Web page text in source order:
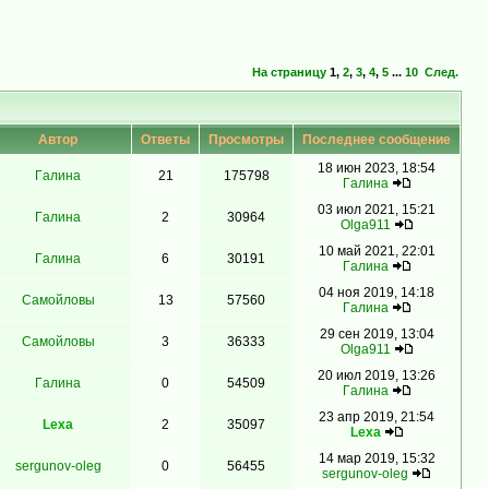
На страницу 1, 2, 3, 4, 5 ... 10 След.
Автор Ответы Просмотры Последнее сообщение
Гaлинa 21 175798
18 июн 2023, 18:54
Гaлинa
Гaлинa 2 30964
03 июл 2021, 15:21
Olga911
Гaлинa 6 30191
10 май 2021, 22:01
Гaлинa
Самойловы 13 57560
04 ноя 2019, 14:18
Гaлинa
Самойловы 3 36333
29 сен 2019, 13:04
Olga911
Гaлинa 0 54509
20 июл 2019, 13:26
Гaлинa
Lexa 2 35097
23 апр 2019, 21:54
Lexa
sergunov-oleg 0 56455
14 мар 2019, 15:32
sergunov-oleg